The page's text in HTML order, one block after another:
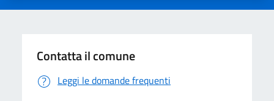
Contatta il comune
Leggi le domande frequenti